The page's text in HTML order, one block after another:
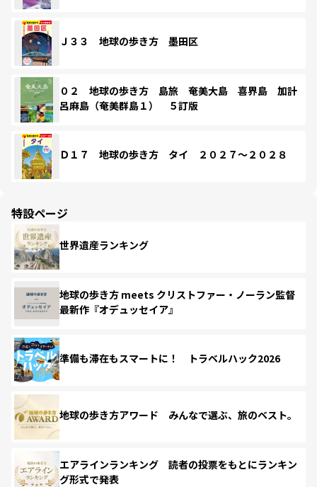
Ｊ３３ 地球の歩き方 墨田区
０２ 地球の歩き方 島旅 奄美大島 喜界島 加計
呂麻島（奄美群島１） ５訂版
Ｄ１７ 地球の歩き方 タイ ２０２７～２０２８
特設ページ
世界遺産ランキング
地球の歩き方 meets クリストファー・ノーラン監督
最新作『オデュッセイア』
準備も滞在もスマートに！ トラベルハック2026
地球の歩き方アワード みんなで選ぶ、旅のベスト。
エアラインランキング 読者の投票をもとにランキン
グ形式で発表